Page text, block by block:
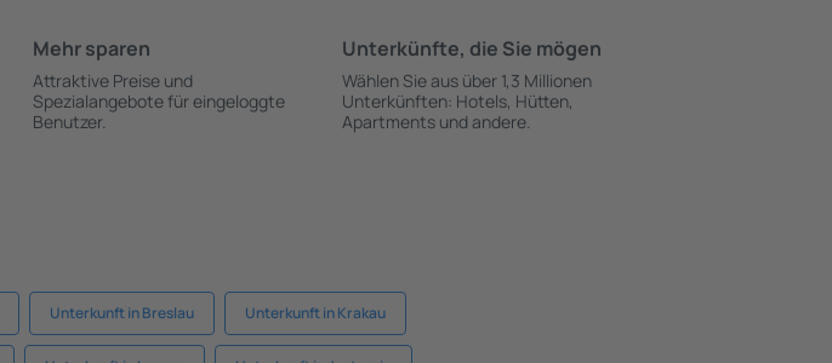
Mehr sparen
Attraktive Preise und
Spezialangebote für eingeloggte
Benutzer.
Unterkünfte, die Sie mögen
Wählen Sie aus über 1,3 Millionen
Unterkünften: Hotels, Hütten,
Apartments und andere.
Unterkunft in Breslau Unterkunft in Krakau